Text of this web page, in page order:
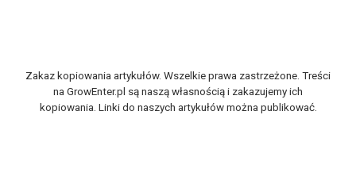
Zakaz kopiowania artykułów. Wszelkie prawa zastrzeżone. Treści
na GrowEnter.pl są naszą własnością i zakazujemy ich
kopiowania. Linki do naszych artykułów można publikować.